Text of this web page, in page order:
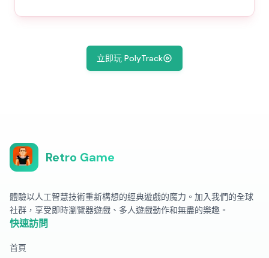
立即玩 PolyTrack
Retro Game
體驗以人工智慧技術重新構想的經典遊戲的魔力。加入我們的全球
社群，享受即時瀏覽器遊戲、多人遊戲動作和無盡的樂趣。
快速訪問
首頁